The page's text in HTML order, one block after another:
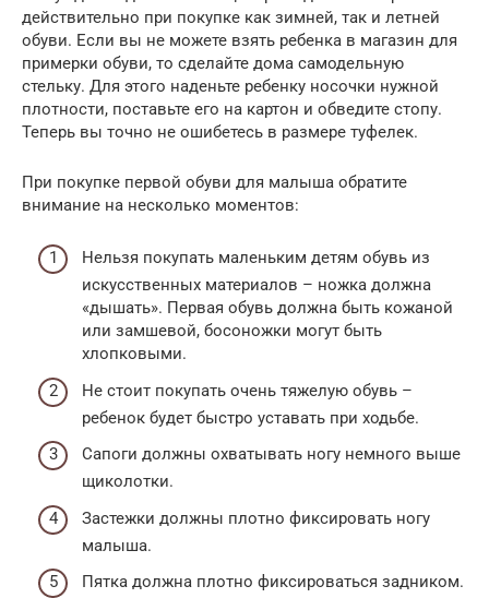
действительно при покупке как зимней, так и летней
обуви. Если вы не можете взять ребенка в магазин для
примерки обуви, то сделайте дома самодельную
стельку. Для этого наденьте ребенку носочки нужной
плотности, поставьте его на картон и обведите стопу.
Теперь вы точно не ошибетесь в размере туфелек.
При покупке первой обуви для малыша обратите
внимание на несколько моментов:
Нельзя покупать маленьким детям обувь из
искусственных материалов – ножка должна
«дышать». Первая обувь должна быть кожаной
или замшевой, босоножки могут быть
хлопковыми.
Не стоит покупать очень тяжелую обувь –
ребенок будет быстро уставать при ходьбе.
Сапоги должны охватывать ногу немного выше
щиколотки.
Застежки должны плотно фиксировать ногу
малыша.
Пятка должна плотно фиксироваться задником.